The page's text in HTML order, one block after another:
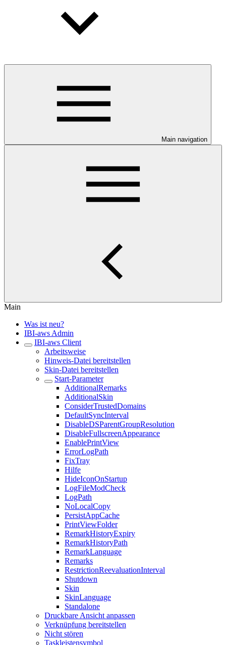
Main navigation
Main
Was ist neu?
IBI-aws Admin
IBI-aws Client
Arbeitsweise
Hinweis-Datei bereitstellen
Skin-Datei bereitstellen
Start-Parameter
AdditionalRemarks
AdditionalSkin
ConsiderTrustedDomains
DefaultSyncInterval
DisableDSParentGroupResolution
DisableFullscreenAppearance
EnablePrintView
ErrorLogPath
FixTray
Hilfe
HideIconOnStartup
LogFileModCheck
LogPath
NoLocalCopy
PersistAppCache
PrintViewFolder
RemarkHistoryExpiry
RemarkHistoryPath
RemarkLanguage
Remarks
RestrictionReevaluationInterval
Shutdown
Skin
SkinLanguage
Standalone
Druckbare Ansicht anpassen
Verknüpfung bereitstellen
Nicht stören
Taskleistensymbol